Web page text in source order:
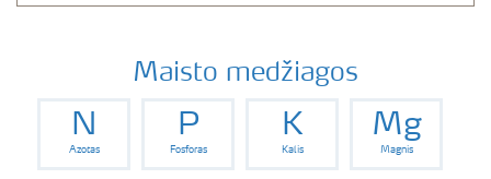
Maisto medžiagos
N
Azotas
P
Fosforas
K
Kalis
Mg
Magnis